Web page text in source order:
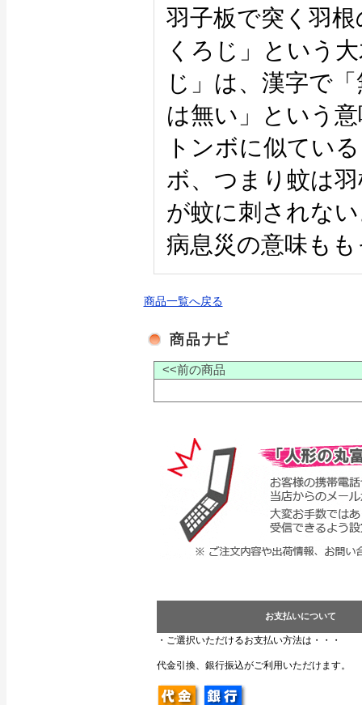
羽子板で突く羽
くろじ」という
じ」は、漢字で
は無い」という
トンボに似てい
ボ、つまり蚊は
が蚊に刺されな
病息災の意味も
商品一覧へ戻る
<<前の商品
お支払いについて
・ご選択いただけるお支払い方法は・・・
代金引換、銀行振込がご利用いただけます。